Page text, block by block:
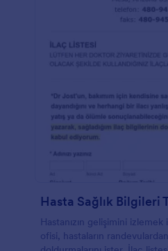
Hasta Sağlık Bilgileri
Hastanızın gelişimini
ofisi, hastaların